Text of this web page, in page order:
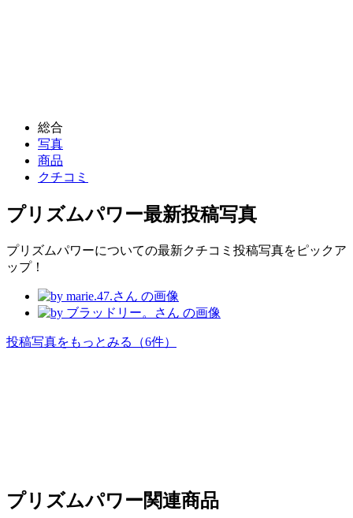
総合
写真
商品
クチコミ
プリズムパワー最新投稿写真
プリズムパワーについての最新クチコミ投稿写真をピックア
ップ！
投稿写真をもっとみる （6件）
プリズムパワー関連商品